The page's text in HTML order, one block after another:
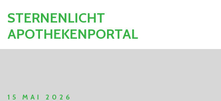
STERNENLICHT
APOTHEKENPORTAL
15 MAI 2026